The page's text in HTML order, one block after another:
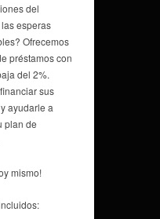
del
esperas
Ofrecemos
préstamos con
del 2%.
sus
ayudarle a
plan de
mismo!